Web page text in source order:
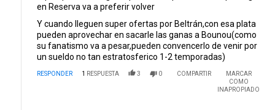
en Reserva va a preferir volver
Y cuando lleguen super ofertas por Beltrán,con esa plata
pueden aprovechar en sacarle las ganas a Bounou(como
su fanatismo va a pesar,pueden convencerlo de venir por
un sueldo no tan estratosferico 1-2 temporadas)
RESPONDER 1 RESPUESTA 3 0 COMPARTIR
MARCAR
COMO
INAPROPIADO